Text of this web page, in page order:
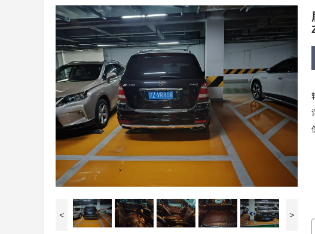
< >